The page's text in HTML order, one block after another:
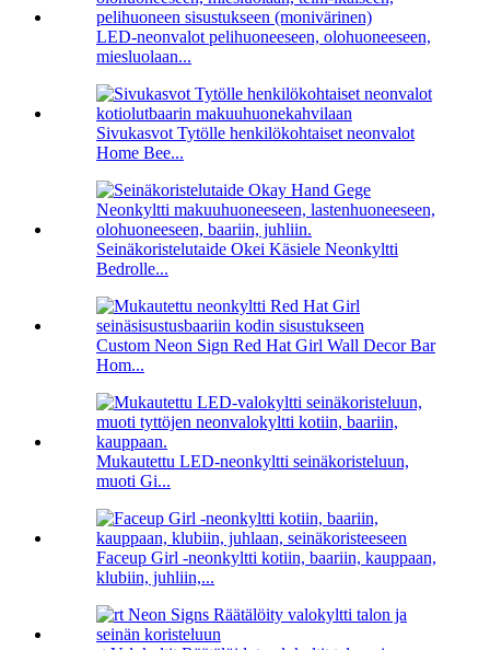
LED-neonvalot pelihuoneeseen, olohuoneeseen,
miesluolaan...
Sivukasvot Tytölle henkilökohtaiset neonvalot
Home Bee...
Seinäkoristelutaide Okei Käsiele Neonkyltti
Bedrolle...
Custom Neon Sign Red Hat Girl Wall Decor Bar
Hom...
Mukautettu LED-neonkyltti seinäkoristeluun,
muoti Gi...
Faceup Girl -neonkyltti kotiin, baariin, kauppaan,
klubiin, juhliin,...